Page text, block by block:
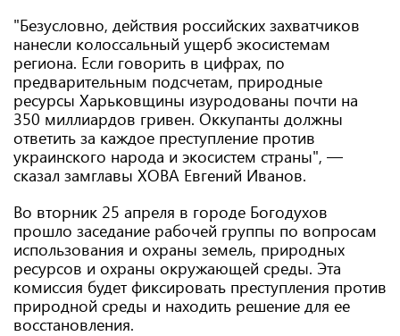
"Безусловно, действия российских захватчиков
нанесли колоссальный ущерб экосистемам
региона. Если говорить в цифрах, по
предварительным подсчетам, природные
ресурсы Харьковщины изуродованы почти на
350 миллиардов гривен. Оккупанты должны
ответить за каждое преступление против
украинского народа и экосистем страны", —
сказал замглавы ХОВА Евгений Иванов.
Во вторник 25 апреля в городе Богодухов
прошло заседание рабочей группы по вопросам
использования и охраны земель, природных
ресурсов и охраны окружающей среды. Эта
комиссия будет фиксировать преступления против
природной среды и находить решение для ее
восстановления.